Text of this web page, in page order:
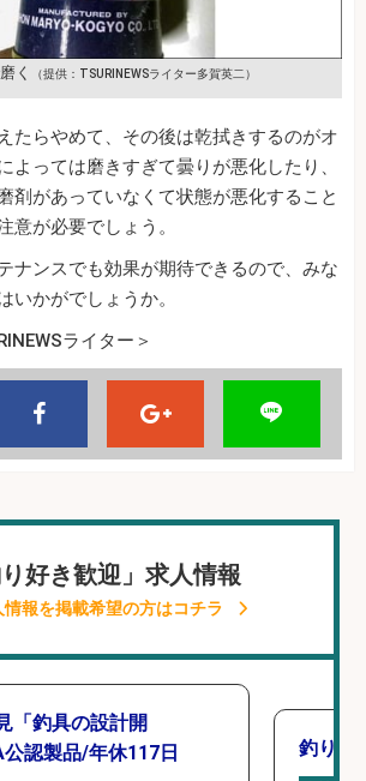
く （提供：TSURINEWSライター多賀英二）
たらやめて、その後は乾拭きするのがオ
よっては磨きすぎて曇りが悪化したり、
剤があっていなくて状態が悪化すること
意が必要でしょう。
ナンスでも効果が期待できるので、みな
いかがでしょうか。
ライター＞
り好き歓迎」求人情報
情報を掲載希望の方はコチラ
「釣具の設計開
認製品/年休117日
釣り具